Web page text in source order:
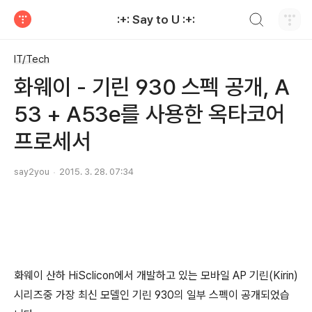
:+: Say to U :+:
IT/Tech
화웨이 - 기린 930 스펙 공개, A
53 + A53e를 사용한 옥타코어
프로세서
say2you 2015. 3. 28. 07:34
화웨이 산하 HiSclicon에서 개발하고 있는 모바일 AP 기린(Kirin)
시리즈중 가장 최신 모델인 기린 930의 일부 스펙이 공개되었습